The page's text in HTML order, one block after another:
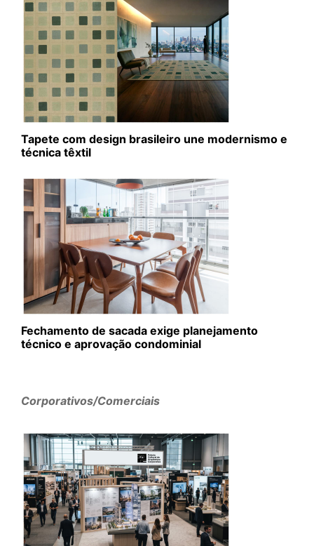
Tapete com design brasileiro une modernismo e
técnica têxtil
Fechamento de sacada exige planejamento
técnico e aprovação condominial
Corporativos/Comerciais